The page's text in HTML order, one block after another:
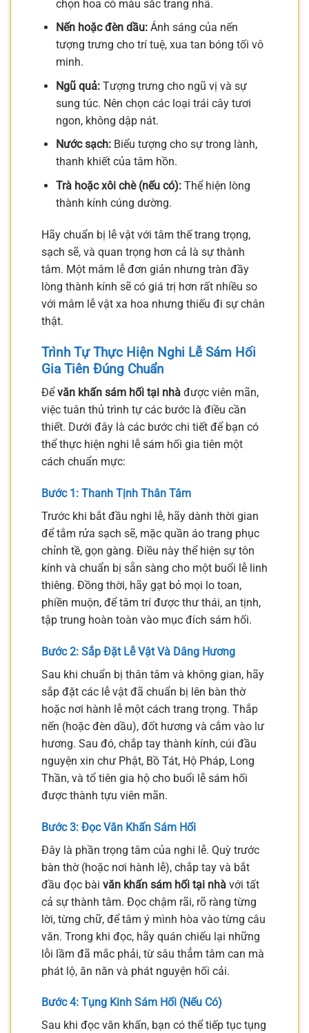
chọn hoa có màu sắc trang nhã.
Nến hoặc đèn dầu:Ánh sáng của nến
tượng trưng cho trí tuệ, xua tan bóng tối vô
minh.
Ngũ quả:Tượng trưng cho ngũ vị và sự
sung túc. Nên chọn các loại trái cây tươi
ngon, không dập nát.
Nước sạch:Biểu tượng cho sự trong lành,
thanh khiết của tâm hồn.
Trà hoặc xôi chè (nếu có):Thể hiện lòng
thành kính cúng dường.
Hãy chuẩn bị lễ vật với tâm thế trang trọng,
sạch sẽ, và quan trọng hơn cả là sự thành
tâm. Một mâm lễ đơn giản nhưng tràn đầy
lòng thành kính sẽ có giá trị hơn rất nhiều so
với mâm lễ vật xa hoa nhưng thiếu đi sự chân
thật.
Trình Tự Thực Hiện Nghi Lễ Sám Hối
Gia Tiên Đúng Chuẩn
Đểvăn khấn sám hối tại nhà được viên mãn,
việc tuân thủ trình tự các bước là điều cần
thiết. Dưới đây là các bước chi tiết để bạn có
thể thực hiện nghi lễ sám hối gia tiên một
cách chuẩn mực:
Bước 1: Thanh Tịnh Thân Tâm
Trước khi bắt đầu nghi lễ, hãy dành thời gian
để tắm rửa sạch sẽ, mặc quần áo trang phục
chỉnh tề, gọn gàng. Điều này thể hiện sự tôn
kính và chuẩn bị sẵn sàng cho một buổi lễ linh
thiêng. Đồng thời, hãy gạt bỏ mọi lo toan,
phiền muộn, để tâm trí được thư thái, an tịnh,
tập trung hoàn toàn vào mục đích sám hối.
Bước 2: Sắp Đặt Lễ Vật Và Dâng Hương
Sau khi chuẩn bị thân tâm và không gian, hãy
sắp đặt các lễ vật đã chuẩn bị lên bàn thờ
hoặc nơi hành lễ một cách trang trọng. Thắp
nến (hoặc đèn dầu), đốt hương và cắm vào lư
hương. Sau đó, chắp tay thành kính, cúi đầu
nguyện xin chư Phật, Bồ Tát, Hộ Pháp, Long
Thần, và tổ tiên gia hộ cho buổi lễ sám hối
được thành tựu viên mãn.
Bước 3: Đọc Văn Khấn Sám Hối
Đây là phần trọng tâm của nghi lễ. Quỳ trước
bàn thờ (hoặc nơi hành lễ), chắp tay và bắt
đầu đọc bài văn khấn sám hối tại nhà với tất
cả sự thành tâm. Đọc chậm rãi, rõ ràng từng
lời, từng chữ, để tâm ý mình hòa vào từng câu
văn. Trong khi đọc, hãy quán chiếu lại những
lỗi lầm đã mắc phải, từ sâu thẳm tâm can mà
phát lộ, ăn năn và phát nguyện hối cải.
Bước 4: Tụng Kinh Sám Hối (Nếu Có)
Sau khi đọc văn khấn, bạn có thể tiếp tục tụng